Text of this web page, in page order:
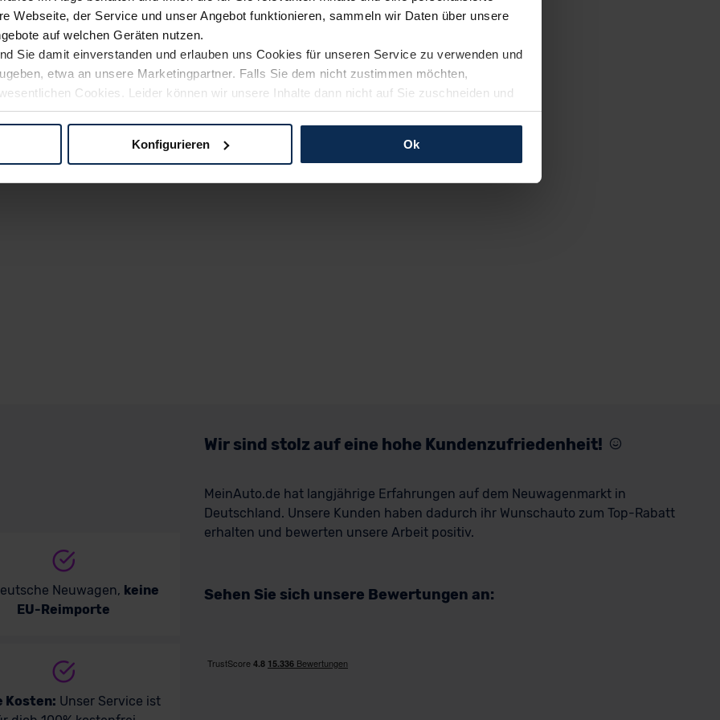
Webseite, der Service und unser Angebot funktionieren, sammeln wir Daten über unsere
auf welchen Geräten nutzen.
Sie damit einverstanden und erlauben uns Cookies für unseren Service zu verwenden und
etwa an unsere Marketingpartner. Falls Sie dem nicht zustimmen möchten,
Cookies. Leider können wir unsere Inhalte dann nicht auf Sie zuschneiden und
Weg zu Ihrem Neuwagen unterstützen. Sie können die Einstellungen jederzeit anpassen
der EU erfolgt, erfolgt dies ausschließlich auf der Grundlage eines
der EU-Kommission (Art. 45 Abs. 1 DSGVO), von Standarddatenschutzklauseln (Art. 46
Konfigurieren Ok
Neuwagen, keine
EU-Reimporte
Kosten: Unser Service ist
Wir sind stolz auf eine hohe Kundenzufriedenheit!
MeinAuto.de hat langjährige Erfahrungen auf dem Neuwagenmarkt in
Deutschland. Unsere Kunden haben dadurch ihr Wunschauto zum Top-Rabatt
erhalten und bewerten unsere Arbeit positiv.
Sehen Sie sich unsere Bewertungen an: